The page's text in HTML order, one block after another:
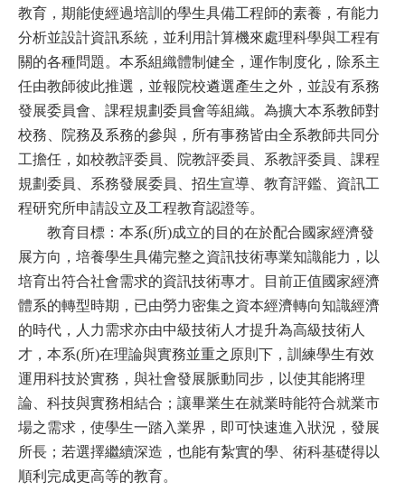
教育，期能使經過培訓的學生具備工程師的素養，有能力
分析並設計資訊系統，並利用計算機來處理科學與工程有
關的各種問題。本系組織體制健全，運作制度化，除系主
任由教師彼此推選，並報院校遴選產生之外，並設有系務
發展委員會、課程規劃委員會等組織。為擴大本系教師對
校務、院務及系務的參與，所有事務皆由全系教師共同分
工擔任，如校教評委員、院教評委員、系教評委員、課程
規劃委員、系務發展委員、招生宣導、教育評鑑、資訊工
程研究所申請設立及工程教育認證等。
教育目標：本系(所)成立的目的在於配合國家經濟發
展方向，培養學生具備完整之資訊技術專業知識能力，以
培育出符合社會需求的資訊技術專才。目前正值國家經濟
體系的轉型時期，已由勞力密集之資本經濟轉向知識經濟
的時代，人力需求亦由中級技術人才提升為高級技術人
才，本系(所)在理論與實務並重之原則下，訓練學生有效
運用科技於實務，與社會發展脈動同步，以使其能將理
論、科技與實務相結合；讓畢業生在就業時能符合就業市
場之需求，使學生一踏入業界，即可快速進入狀況，發展
所長；若選擇繼續深造，也能有紮實的學、術科基礎得以
順利完成更高等的教育。